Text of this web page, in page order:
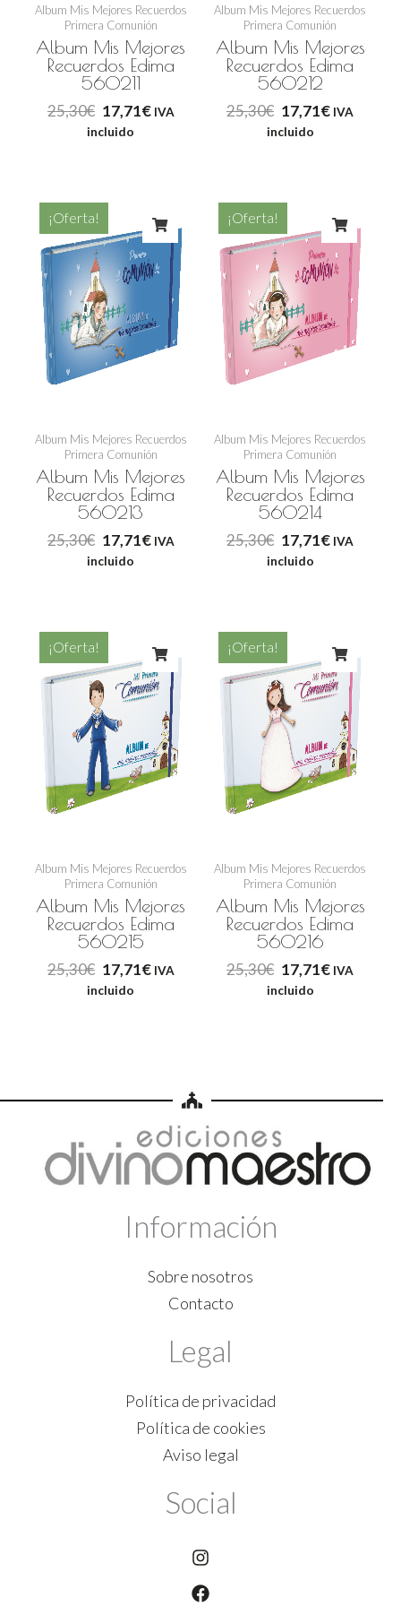
Album Mis Mejores Recuerdos
Primera Comunión
Album Mis Mejores
Recuerdos Edima
560211
25,30€ 17,71€ IVA
incluido
Album Mis Mejores Recuerdos
Primera Comunión
Album Mis Mejores
Recuerdos Edima
560212
25,30€ 17,71€ IVA
incluido
¡Oferta!
Album Mis Mejores Recuerdos
Primera Comunión
Album Mis Mejores
Recuerdos Edima
560213
25,30€
El
precio
original
era:
25,30€.
17,71€
precio
actual
es:
17,71€.
IVA
incluido
¡Oferta!
Album Mis Mejores Recuerdos
Primera Comunión
Album Mis Mejores
Recuerdos Edima
560214
25,30€
El
precio
original
era:
25,30€.
17,71€
precio
actual
es:
17,71€.
IVA
incluido
¡Oferta!
Album Mis Mejores Recuerdos
Primera Comunión
Album Mis Mejores
Recuerdos Edima
560215
25,30€
El
precio
original
era:
25,30€.
17,71€
precio
actual
es:
17,71€.
IVA
incluido
¡Oferta!
Album Mis Mejores Recuerdos
Primera Comunión
Album Mis Mejores
Recuerdos Edima
560216
25,30€
El
precio
original
era:
25,30€.
17,71€
precio
actual
es:
17,71€.
IVA
incluido
Información
Sobre nosotros
Contacto
Legal
Política de privacidad
Política de cookies
Aviso legal
Social
Instagram
Facebook